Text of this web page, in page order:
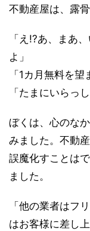
不動産屋は、露
「え!?あ、まあ
よ」
「1カ月無料を望
「たまにいらっ
ぼくは、心のな
みました。不動
誤魔化すことは
ました。
「他の業者はフ
はお客様に差し